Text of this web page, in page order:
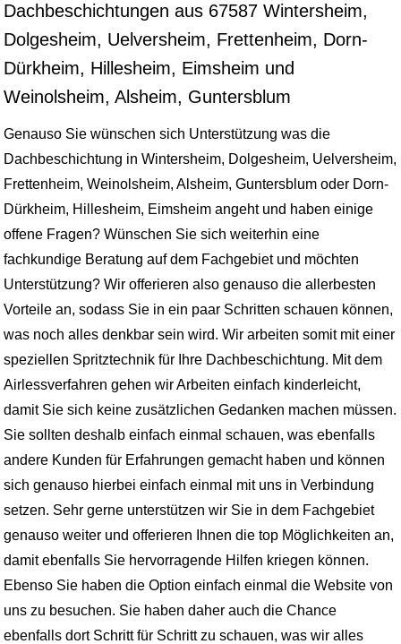
Dachbeschichtungen aus 67587 Wintersheim,
Dolgesheim, Uelversheim, Frettenheim, Dorn-
Dürkheim, Hillesheim, Eimsheim und
Weinolsheim, Alsheim, Guntersblum
Genauso Sie wünschen sich Unterstützung was die
Dachbeschichtung in Wintersheim, Dolgesheim, Uelversheim,
Frettenheim, Weinolsheim, Alsheim, Guntersblum oder Dorn-
Dürkheim, Hillesheim, Eimsheim angeht und haben einige
offene Fragen? Wünschen Sie sich weiterhin eine
fachkundige Beratung auf dem Fachgebiet und möchten
Unterstützung? Wir offerieren also genauso die allerbesten
Vorteile an, sodass Sie in ein paar Schritten schauen können,
was noch alles denkbar sein wird. Wir arbeiten somit mit einer
speziellen Spritztechnik für Ihre Dachbeschichtung. Mit dem
Airlessverfahren gehen wir Arbeiten einfach kinderleicht,
damit Sie sich keine zusätzlichen Gedanken machen müssen.
Sie sollten deshalb einfach einmal schauen, was ebenfalls
andere Kunden für Erfahrungen gemacht haben und können
sich genauso hierbei einfach einmal mit uns in Verbindung
setzen. Sehr gerne unterstützen wir Sie in dem Fachgebiet
genauso weiter und offerieren Ihnen die top Möglichkeiten an,
damit ebenfalls Sie hervorragende Hilfen kriegen können.
Ebenso Sie haben die Option einfach einmal die Website von
uns zu besuchen. Sie haben daher auch die Chance
ebenfalls dort Schritt für Schritt zu schauen, was wir alles